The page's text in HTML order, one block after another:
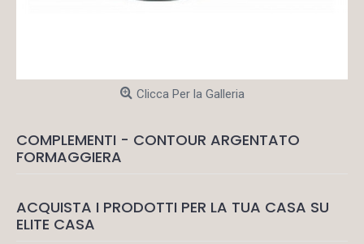
Clicca Per la Galleria
COMPLEMENTI - CONTOUR ARGENTATO
FORMAGGIERA
ACQUISTA I PRODOTTI PER LA TUA CASA SU
ELITE CASA